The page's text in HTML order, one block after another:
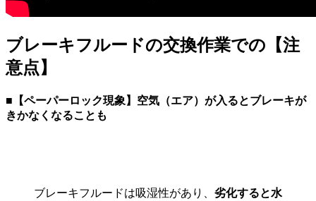
ブレーキフルードの交換作業での【注
意点】
■【ペーパーロック現象】空気（エア）が入るとブレーキが
きかなくなることも
ブレーキフルードは吸湿性があり、 劣化すると水